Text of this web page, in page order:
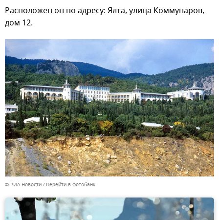
Расположен он по адресу: Ялта, улица Коммунаров,
дом 12.
© РИА Новости Перейти в фотобанк